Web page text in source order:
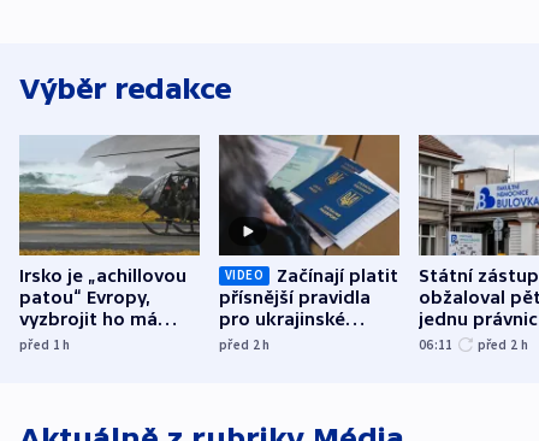
Výběr redakce
Irsko je „achillovou
patou“ Evropy,
vyzbrojit ho má
Francie
před 1h
VIDEO
Začínají platit
přísnější pravidla
pro ukrajinské
uprchlíky
před 2h
Státní
obžaloval
jednu
osobu v
06:11 před 2 h